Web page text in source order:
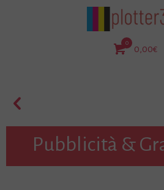
0
0,00€
Pubblicità &